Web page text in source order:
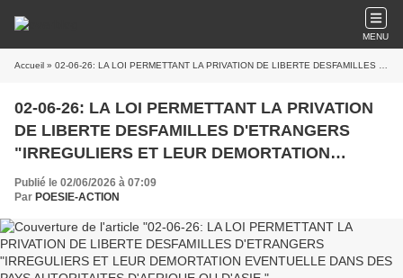
MENU
Accueil » 02-06-26: LA LOI PERMETTANT LA PRIVATION DE LIBERTE DESFAMILLES D'ETRANGERS "IRREGULIERS ET LEUR DEMORTATION EVENTUELLE DANS DES PAYS AUTORITAITES D'AFRIQUE OU D'ASIE.
02-06-26: LA LOI PERMETTANT LA PRIVATION
DE LIBERTE DESFAMILLES D'ETRANGERS
"IRREGULIERS ET LEUR DEMORTATION
EVENTUELLE DANS DES PAYS AUTORITAITES
D'AFRIQUE OU D'ASIE.
Publié le 02/06/2026 à 07:09
Par POESIE-ACTION